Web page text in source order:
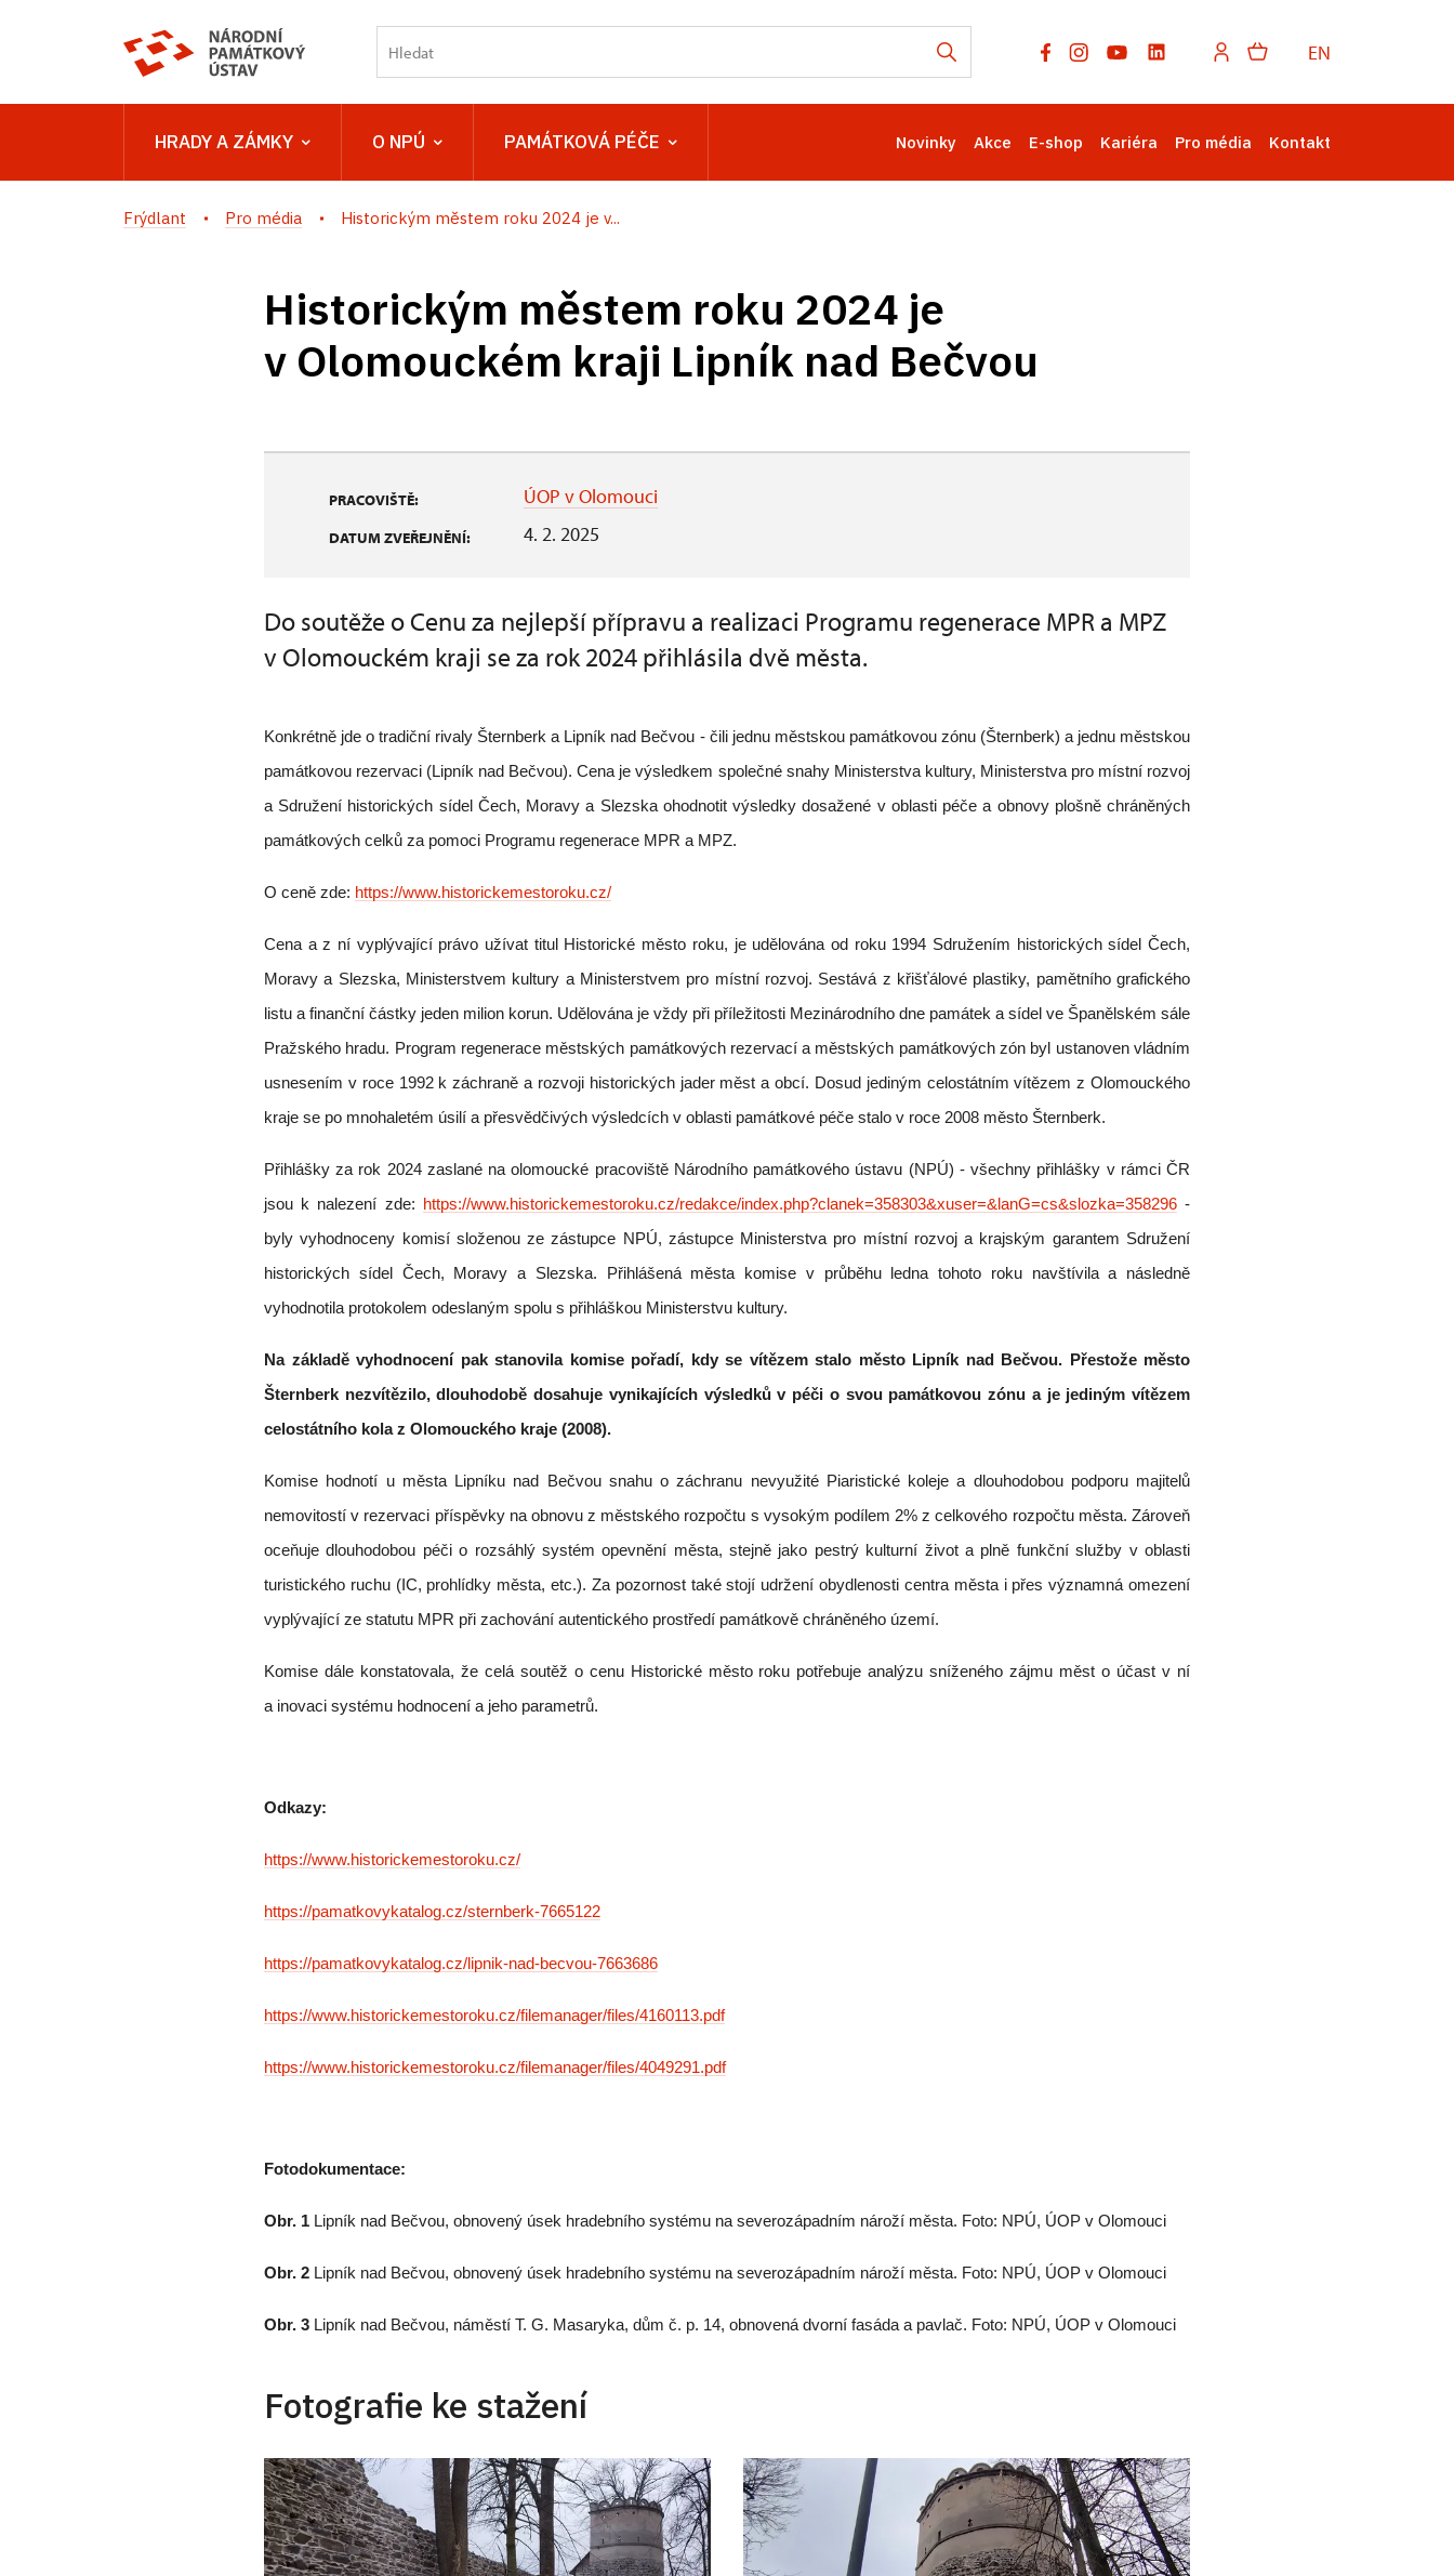
EN
HRADY A ZÁMKY O NPÚ PAMÁTKOVÁ PÉČE Novinky Akce E-shop Kariéra Pro média Kontakt
Frýdlant Pro média Historickým městem roku 2024 je v...
Historickým městem roku 2024 je
v Olomouckém kraji Lipník nad Bečvou
PRACOVIŠTĚ: ÚOP v Olomouci
DATUM ZVEŘEJNĚNÍ: 4. 2. 2025
Do soutěže o Cenu za nejlepší přípravu a realizaci Programu regenerace MPR a MPZ
v Olomouckém kraji se za rok 2024 přihlásila dvě města.
Konkrétně jde o tradiční rivaly Šternberk a Lipník nad Bečvou - čili jednu městskou památkovou zónu (Šternberk) a jednu městskou
památkovou rezervaci (Lipník nad Bečvou). Cena je výsledkem společné snahy Ministerstva kultury, Ministerstva pro místní rozvoj
a Sdružení historických sídel Čech, Moravy a Slezska ohodnotit výsledky dosažené v oblasti péče a obnovy plošně chráněných
památkových celků za pomoci Programu regenerace MPR a MPZ.
O ceně zde: https://www.historickemestoroku.cz/
Cena a z ní vyplývající právo užívat titul Historické město roku, je udělována od roku 1994 Sdružením historických sídel Čech,
Moravy a Slezska, Ministerstvem kultury a Ministerstvem pro místní rozvoj. Sestává z křišťálové plastiky, pamětního grafického
listu a finanční částky jeden milion korun. Udělována je vždy při příležitosti Mezinárodního dne památek a sídel ve Španělském sále
Pražského hradu. Program regenerace městských památkových rezervací a městských památkových zón byl ustanoven vládním
usnesením v roce 1992 k záchraně a rozvoji historických jader měst a obcí. Dosud jediným celostátním vítězem z Olomouckého
kraje se po mnohaletém úsilí a přesvědčivých výsledcích v oblasti památkové péče stalo v roce 2008 město Šternberk.
Přihlášky za rok 2024 zaslané na olomoucké pracoviště Národního památkového ústavu (NPÚ) - všechny přihlášky v rámci ČR
jsou k nalezení zde:
https://www.historickemestoroku.cz/redakce/index.php?clanek=358303&xuser=&lanG=cs&slozka=358296 -
byly vyhodnoceny komisí složenou ze zástupce NPÚ, zástupce Ministerstva pro místní rozvoj a krajským garantem Sdružení
historických sídel Čech, Moravy a Slezska. Přihlášená města komise v průběhu ledna tohoto roku navštívila a následně
vyhodnotila protokolem odeslaným spolu s přihláškou Ministerstvu kultury.
Na základě vyhodnocení pak stanovila komise pořadí, kdy se vítězem stalo město Lipník nad Bečvou. Přestože město
Šternberk nezvítězilo, dlouhodobě dosahuje vynikajících výsledků v péči o svou památkovou zónu a je jediným vítězem
celostátního kola z Olomouckého kraje (2008).
Komise hodnotí u města Lipníku nad Bečvou snahu o záchranu nevyužité Piaristické koleje a dlouhodobou podporu majitelů
nemovitostí v rezervaci příspěvky na obnovu z městského rozpočtu s vysokým podílem 2% z celkového rozpočtu města. Zároveň
oceňuje dlouhodobou péči o rozsáhlý systém opevnění města, stejně jako pestrý kulturní život a plně funkční služby v oblasti
turistického ruchu (IC, prohlídky města, etc.). Za pozornost také stojí udržení obydlenosti centra města i přes významná omezení
vyplývající ze statutu MPR při zachování autentického prostředí památkově chráněného území.
Komise dále konstatovala, že celá soutěž o cenu Historické město roku potřebuje analýzu sníženého zájmu měst o účast v ní
a inovaci systému hodnocení a jeho parametrů.
Odkazy:
https://www.historickemestoroku.cz/
https://pamatkovykatalog.cz/sternberk-7665122
https://pamatkovykatalog.cz/lipnik-nad-becvou-7663686
https://www.historickemestoroku.cz/filemanager/files/4160113.pdf
https://www.historickemestoroku.cz/filemanager/files/4049291.pdf
Fotodokumentace:
Obr. 1 Lipník nad Bečvou, obnovený úsek hradebního systému na severozápadním nároží města. Foto: NPÚ, ÚOP v Olomouci
Obr. 2 Lipník nad Bečvou, obnovený úsek hradebního systému na severozápadním nároží města. Foto: NPÚ, ÚOP v Olomouci
Obr. 3 Lipník nad Bečvou, náměstí T. G. Masaryka, dům č. p. 14, obnovená dvorní fasáda a pavlač. Foto: NPÚ, ÚOP v Olomouci
Fotografie ke stažení